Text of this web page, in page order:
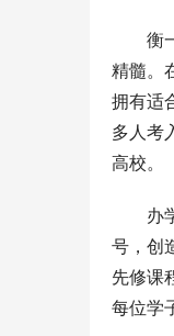
衡
精髓。
拥有适
多人考
高校。
办
号，创
先修课
每位学